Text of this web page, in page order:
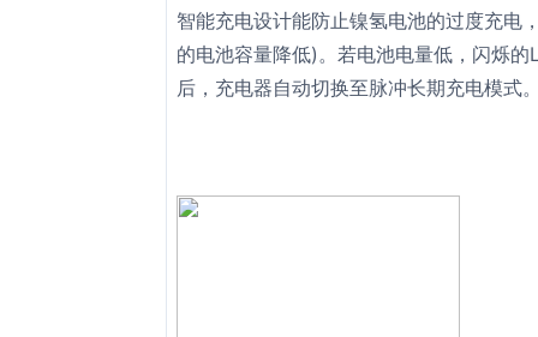
智能充电设计能防止镍氢电池的过度充电
的电池容量降低)。若电池电量低，闪烁
后，充电器自动切换至脉冲长期充电模式